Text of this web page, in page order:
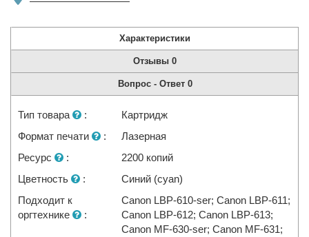
Характеристики
Отзывы 0
Вопрос - Ответ 0
Тип товара :
Картридж
Формат печати
:
Лазерная
Ресурс
:
2200 копий
Цветность
:
Синий (cyan)
Подходит к
оргтехнике
:
Canon LBP-610-ser; Canon LBP-611;
Canon LBP-612; Canon LBP-613;
Canon MF-630-ser; Canon MF-631;